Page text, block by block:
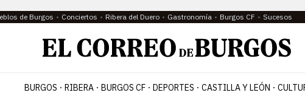
de Burgos Conciertos Ribera del Duero Gastronomía Burgos CF Sucesos
BURGOS RIBERA BURGOS CF DEPORTES CASTILLA Y LEÓN